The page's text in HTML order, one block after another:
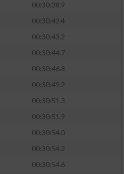
00:30:38.9
00:30:42.4
00:30:43.2
00:30:44.7
00:30:46.8
00:30:49.2
00:30:51.3
00:30:51.9
00:30:54.0
00:30:54.2
00:30:54.6